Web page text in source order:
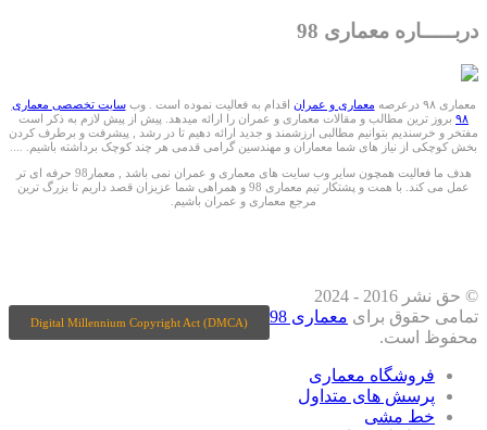
معماری 98
معماری و عمران اقدام به فعالیت نموده است . وب سایت تخصصی معماری
مطالب و مقالات معماری و عمران را ارائه میدهد. پیش از پیش لازم به ذکر است
بتوانیم مطالبی ارزشمند و جدید ارائه دهیم تا در رشد , پیشرفت و برطرف کردن
از نیاز های شما معماران و مهندسین گرامی قدمی هر چند کوچک برداشته باشیم. ....
هدف ما فعالیت همچون سایر وب سایت های معماری و عمران نمی باشد , معمار98 حرفه ای تر
عمل می کند. با همت و پشتکار تیم معماری 98 و همراهی شما عزیزان قصد داریم تا بزرگ ترین
مرجع معماری و عمران باشیم.
Digital Millennium Copyright Act (DMCA)
© حق نشر 2016 - 2024
برایمعماری 98
است.
معماری
های متداول
مشی